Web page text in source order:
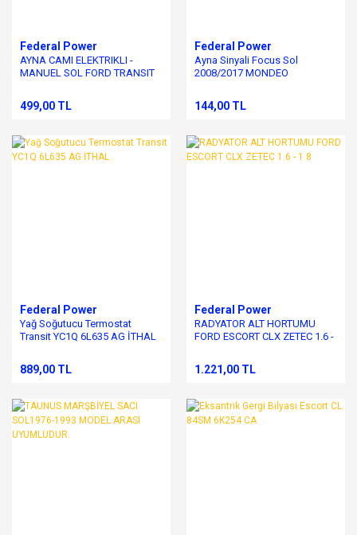
Federal Power
AYNA CAMI ELEKTRIKLI -
MANUEL SOL FORD TRANSIT
499,00 TL
Federal Power
Ayna Sinyali Focus Sol
2008/2017 MONDEO
144,00 TL
Federal Power
Yağ Soğutucu Termostat
Transit YC1Q 6L635 AG İTHAL
889,00 TL
Federal Power
RADYATOR ALT HORTUMU
FORD ESCORT CLX ZETEC 1.6 -
1.221,00 TL